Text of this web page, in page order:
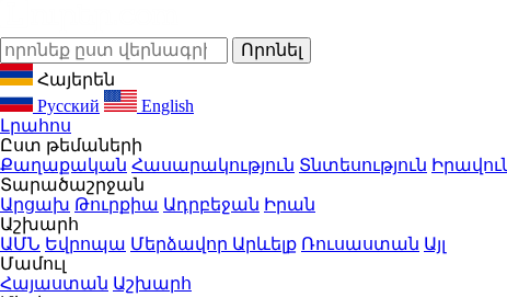
Հայերեն
Русский
English
Լրահոս
Ըստ թեմաների
Քաղաքական Հասարակություն Տնտեսություն
Տարածաշրջան
Արցախ Թուրքիա Ադրբեջան Իրան
Աշխարհ
ԱՄՆ Եվրոպա Մերձավոր Արևելք Ռուսաստան Այլ
Մամուլ
Հայաստան Աշխարհ